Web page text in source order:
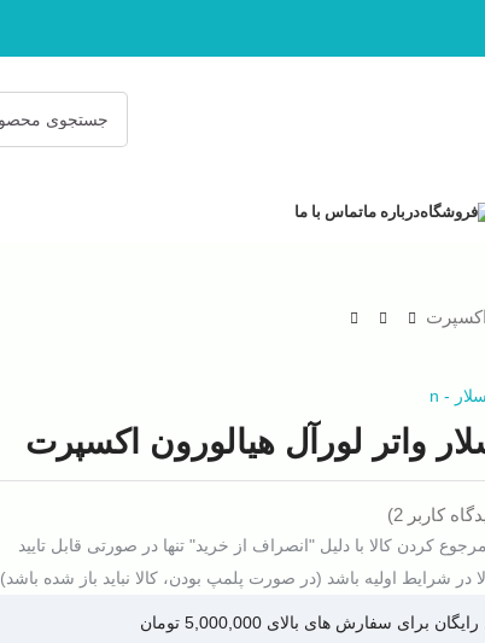
فروشگاهدرباره ماتماس با ما
اکسپرت
-
n
واتر لورآل هیالورون اکسپرت
کاربر2
)
کردن کالا با دلیل "انصراف از خرید" تنها در صورتی قابل تایید
در شرایط اولیه باشد (در صورت پلمپ بودن، کالا نباید باز شده باشد).
برای سفارش های بالای 5,000,000 تومان